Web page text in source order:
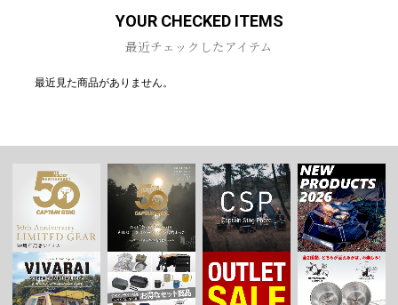
YOUR CHECKED ITEMS
最近チェックしたアイテム
最近見た商品がありません。